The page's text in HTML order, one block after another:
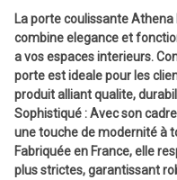
La porte coulissante Athena
combine elegance et
a vos espaces interieurs.
porte est ideale pour les
produit alliant qualite,
Sophistiqué : Avec son
une touche de modernité à
Fabriquée en France, elle
plus strictes, garantissant